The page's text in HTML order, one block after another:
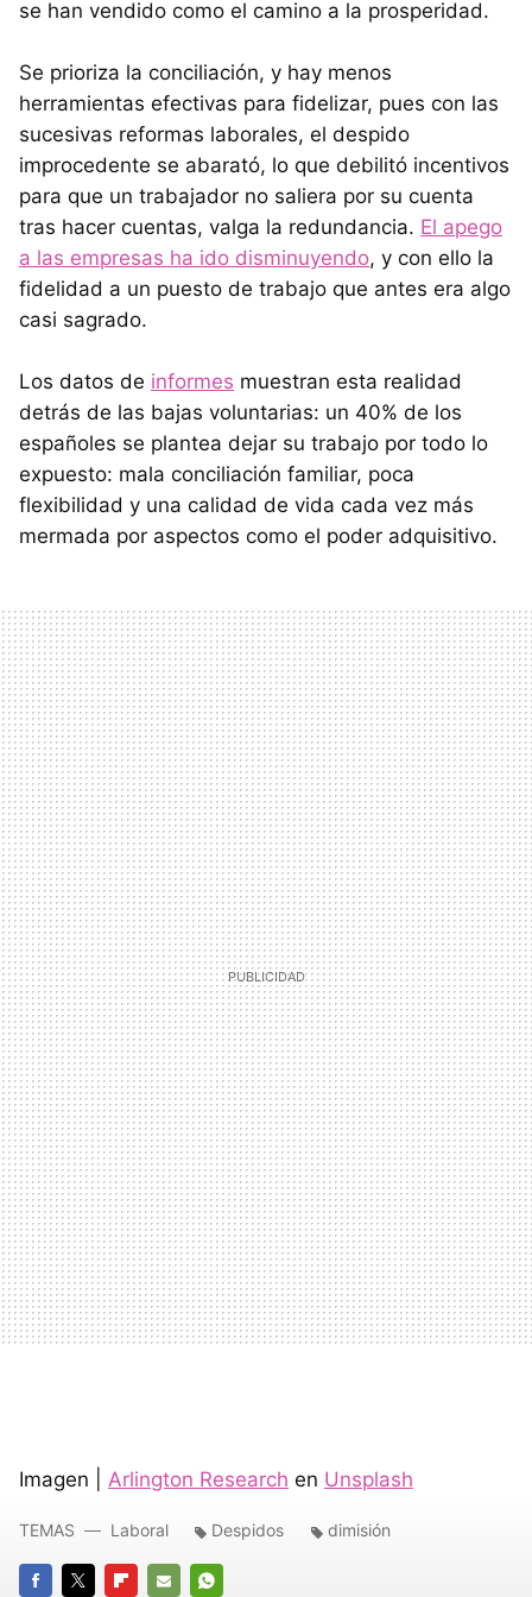
se han vendido como el camino a la prosperidad.
Se prioriza la conciliación, y hay menos
herramientas efectivas para fidelizar, pues con las
sucesivas reformas laborales, el despido
improcedente se abarató, lo que debilitó incentivos
para que un trabajador no saliera por su cuenta
tras hacer cuentas, valga la redundancia. El apego
a las empresas ha ido disminuyendo, y con ello la
fidelidad a un puesto de trabajo que antes era algo
casi sagrado.
Los datos de informes muestran esta realidad
detrás de las bajas voluntarias: un 40% de los
españoles se plantea dejar su trabajo por todo lo
expuesto: mala conciliación familiar, poca
flexibilidad y una calidad de vida cada vez más
mermada por aspectos como el poder adquisitivo.
Imagen | Arlington Research en Unsplash
TEMAS Laboral Despidos dimisión